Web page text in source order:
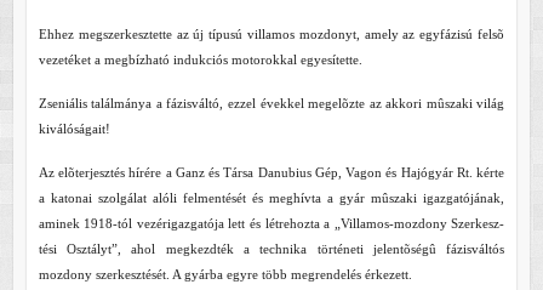
Ehhez megszerkesztette az új típusú villamos mozdonyt, amely az egyfázisú felsõ
vezetéket a megbízható indukciós motorokkal egyesítette.
Zseniális találmánya a fázisváltó, ezzel évekkel megelõzte az akkori mûszaki világ
kiválóságait!
Az elõterjesztés hírére a Ganz és Társa Danubius Gép, Vagon és Hajógyár Rt. kérte
a katonai szolgálat alóli felmentését és meghívta a gyár mûszaki igazgatójának,
aminek 1918-tól vezérigazgatója lett és létrehozta a „Villamos-mozdony Szerkesz-
tési Osztályt”, ahol megkezdték a technika történeti jelentõségû fázisváltós
mozdony szerkesztését. A gyárba egyre több megrendelés érkezett.